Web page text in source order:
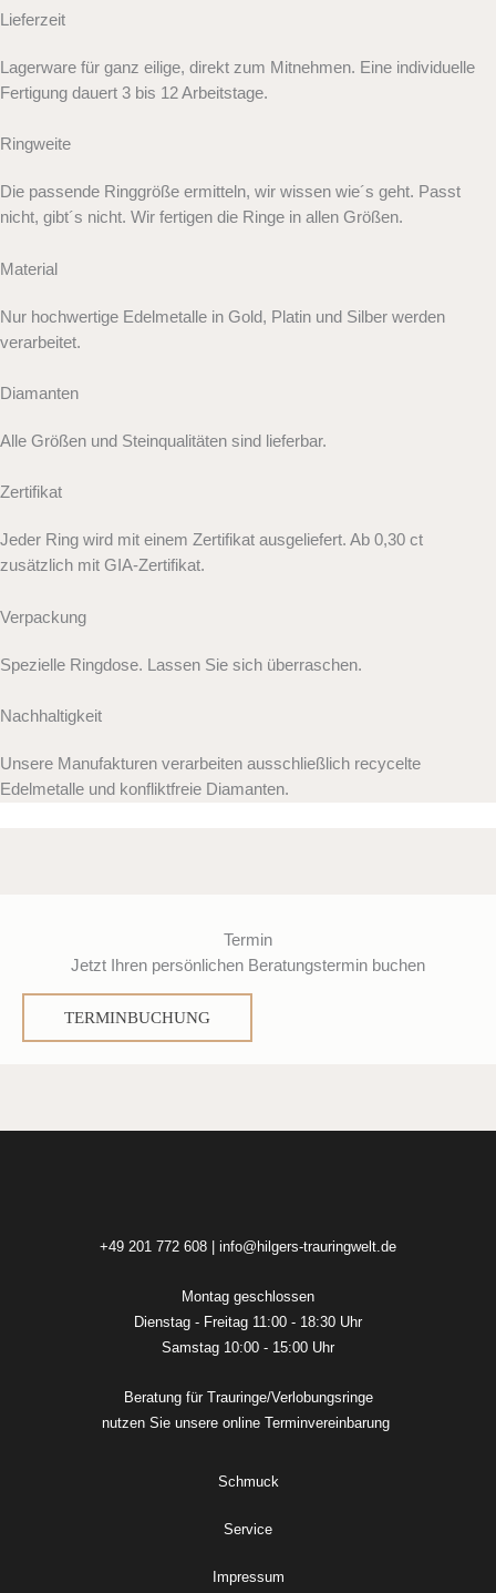
Lieferzeit
Lagerware für ganz eilige, direkt zum Mitnehmen. Eine individuelle
Fertigung dauert 3 bis 12 Arbeitstage.
Ringweite
Die passende Ringgröße ermitteln, wir wissen wie´s geht. Passt
nicht, gibt´s nicht. Wir fertigen die Ringe in allen Größen.
Material
Nur hochwertige Edelmetalle in Gold, Platin und Silber werden
verarbeitet.
Diamanten
Alle Größen und Steinqualitäten sind lieferbar.
Zertifikat
Jeder Ring wird mit einem Zertifikat ausgeliefert. Ab 0,30 ct
zusätzlich mit GIA-Zertifikat.
Verpackung
Spezielle Ringdose. Lassen Sie sich überraschen.
Nachhaltigkeit
Unsere Manufakturen verarbeiten ausschließlich recycelte
Edelmetalle und konfliktfreie Diamanten.
Termin
Jetzt Ihren persönlichen Beratungstermin buchen
TERMINBUCHUNG
+49 201 772 608 | info@hilgers-trauringwelt.de
Montag geschlossen
Dienstag - Freitag 11:00 - 18:30 Uhr
Samstag 10:00 - 15:00 Uhr
Beratung für Trauringe/Verlobungsringe
nutzen Sie unsere online Terminvereinbarung
Schmuck
Service
Impressum